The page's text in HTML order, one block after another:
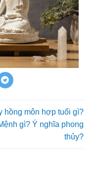
hồng môn hợp tuổi gì?
gì? Ý nghĩa phong
thủy?